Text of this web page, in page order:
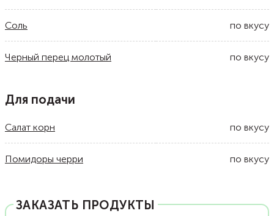
Соль по вкусу
Черный перец молотый по вкусу
Для подачи
Салат корн по вкусу
Помидоры черри по вкусу
ЗАКАЗАТЬ ПРОДУКТЫ